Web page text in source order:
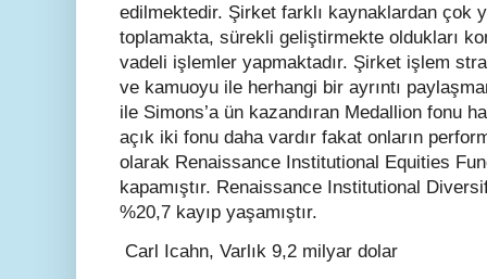
edilmektedir. Şirket farklı kaynaklardan çok
toplamakta, sürekli geliştirmekte oldukları
vadeli işlemler yapmaktadır. Şirket işlem
ve kamuoyu ile herhangi bir ayrıntı
ile Simons’a ün kazandıran Medallion fonu
açık iki fonu daha vardır fakat onların
olarak Renaissance Institutional Equities
kapamıştır. Renaissance Institutional
%20,7 kayıp yaşamıştır.
Carl Icahn, Varlık 9,2 milyar dolar